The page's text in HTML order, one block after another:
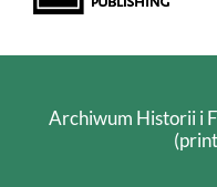
Archiwum Historii i